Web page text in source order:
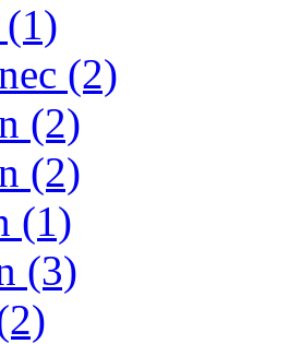
(1)
(2)
(2)
(2)
(1)
(3)